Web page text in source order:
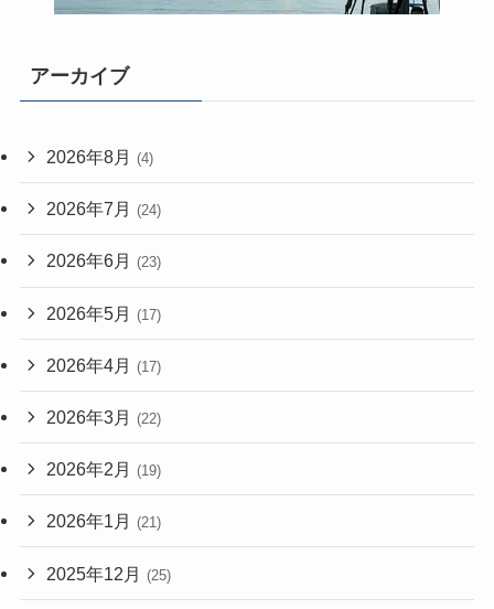
アーカイブ
2026年8月 (4)
2026年7月 (24)
2026年6月 (23)
2026年5月 (17)
2026年4月 (17)
2026年3月 (22)
2026年2月 (19)
2026年1月 (21)
2025年12月 (25)